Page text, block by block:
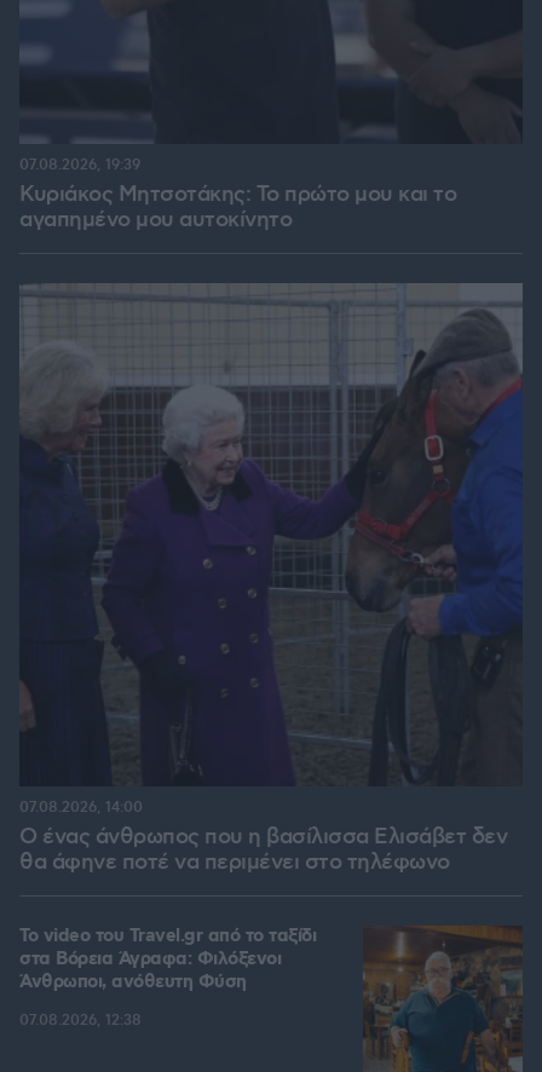
Κυριάκος Μητσοτάκης: Το πρώτο μου και το
αγαπημένο μου αυτοκίνητο
07.08.2026, 19:39
Ο ένας άνθρωπος που η βασίλισσα Ελισάβετ δεν
θα άφηνε ποτέ να περιμένει στο τηλέφωνο
07.08.2026, 14:00
To video του Travel.gr από το ταξίδι
στα Βόρεια Άγραφα: Φιλόξενοι
Άνθρωποι, ανόθευτη Φύση
07.08.2026, 12:38